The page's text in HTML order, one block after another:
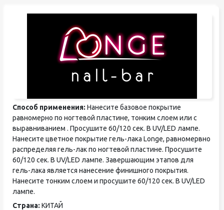
Способ применения: Нанесите базовое покрытие
равномерно по ногтевой пластине, тонким слоем или с
выравниванием . Просушите 60/120 сек. В UV/LED лампе.
Нанесите цветное покрытие гель-лака Longe, равномервно
распределяя гель-лак по ногтевой пластине. Просушите
60/120 сек. В UV/LED лампе. Завершающим этапов для
гель-лака является нанесение финишного покрытия.
Нанесите тонким слоем и просушите 60/120 сек. В UV/LED
лампе.
Страна: КИТАЙ